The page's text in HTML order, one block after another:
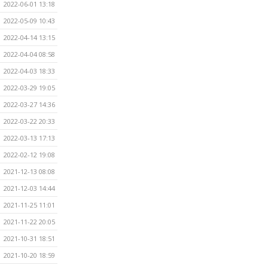
2022-06-01 13:18
2022-05-09 10:43
2022-04-14 13:15
2022-04-04 08:58
2022-04-03 18:33
2022-03-29 19:05
2022-03-27 14:36
2022-03-22 20:33
2022-03-13 17:13
2022-02-12 19:08
2021-12-13 08:08
2021-12-03 14:44
2021-11-25 11:01
2021-11-22 20:05
2021-10-31 18:51
2021-10-20 18:59